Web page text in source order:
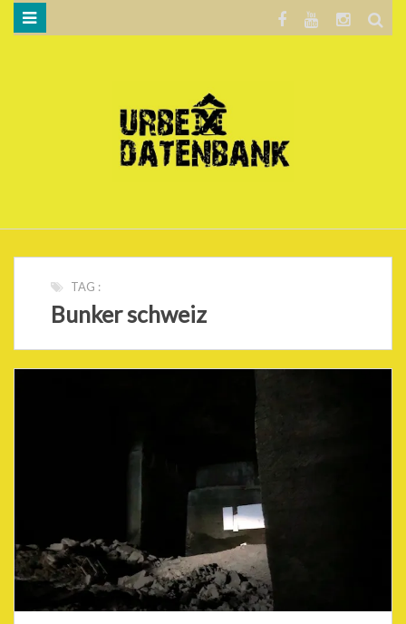
DATENSCHUTZERKLÄRUNG
TAG :
Bunker schweiz